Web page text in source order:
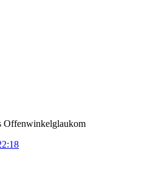
Offenwinkelglaukom